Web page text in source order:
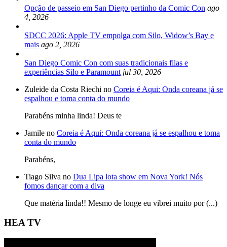
Opção de passeio em San Diego pertinho da Comic Con ago
4, 2026
SDCC 2026: Apple TV empolga com Silo, Widow’s Bay e
mais ago 2, 2026
San Diego Comic Con com suas tradicionais filas e
experiências Silo e Paramount jul 30, 2026
Zuleide da Costa Riechi no Coreia é Aqui: Onda coreana já se
espalhou e toma conta do mundo
Parabéns minha linda! Deus te
Jamile no Coreia é Aqui: Onda coreana já se espalhou e toma
conta do mundo
Parabéns,
Tiago Silva no Dua Lipa lota show em Nova York! Nós
fomos dançar com a diva
Que matéria linda!! Mesmo de longe eu vibrei muito por (...)
HEA TV